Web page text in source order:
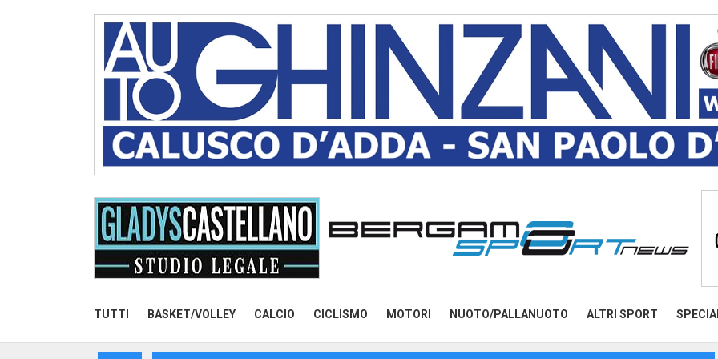
TUTTI BASKET/VOLLEY CALCIO CICLISMO MOTORI NUOTO/PALLANUOTO ALTRI SPORT